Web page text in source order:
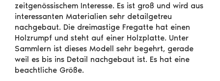
zeitgenössischem Interesse. Es ist groß und wird aus
interessanten Materialien sehr detailgetreu
nachgebaut. Die dreimastige Fregatte hat einen
Holzrumpf und steht auf einer Holzplatte. Unter
Sammlern ist dieses Modell sehr begehrt, gerade
weil es bis ins Detail nachgebaut ist. Es hat eine
beachtliche Größe.